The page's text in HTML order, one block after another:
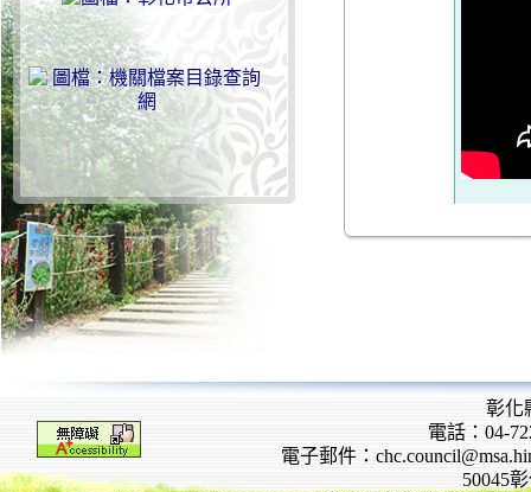
彰化
電話：04-
電子郵件：
50045